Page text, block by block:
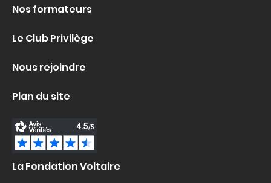
Nos formateurs
Le Club Privilège
Nous rejoindre
Plan du site
La Fondation Voltaire